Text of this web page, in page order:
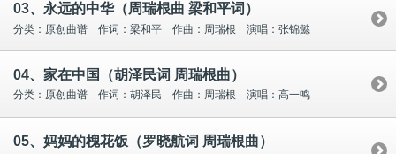
03、永远的中华（周瑞根曲 梁和平词）
分类：原创曲谱 作词：梁和平 作曲：周瑞根 演唱：张锦懿
04、家在中国（胡泽民词 周瑞根曲）
分类：原创曲谱 作词：胡泽民 作曲：周瑞根 演唱：高一鸣
05、妈妈的槐花饭（罗晓航词 周瑞根曲）